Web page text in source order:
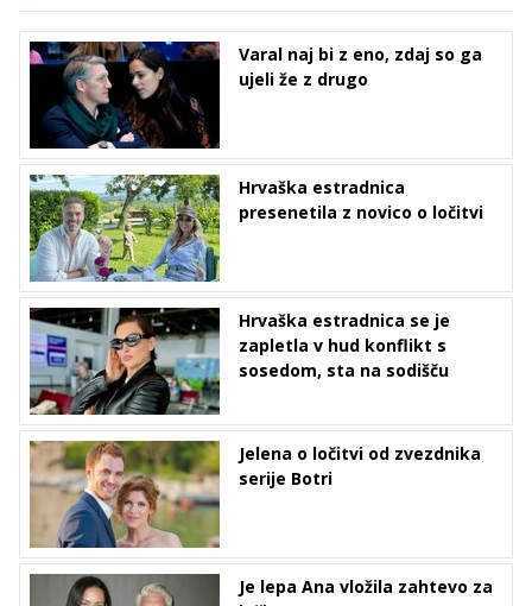
Varal naj bi z eno, zdaj so ga
ujeli že z drugo
Hrvaška estradnica
presenetila z novico o ločitvi
Hrvaška estradnica se je
zapletla v hud konflikt s
sosedom, sta na sodišču
Jelena o ločitvi od zvezdnika
serije Botri
Je lepa Ana vložila zahtevo za